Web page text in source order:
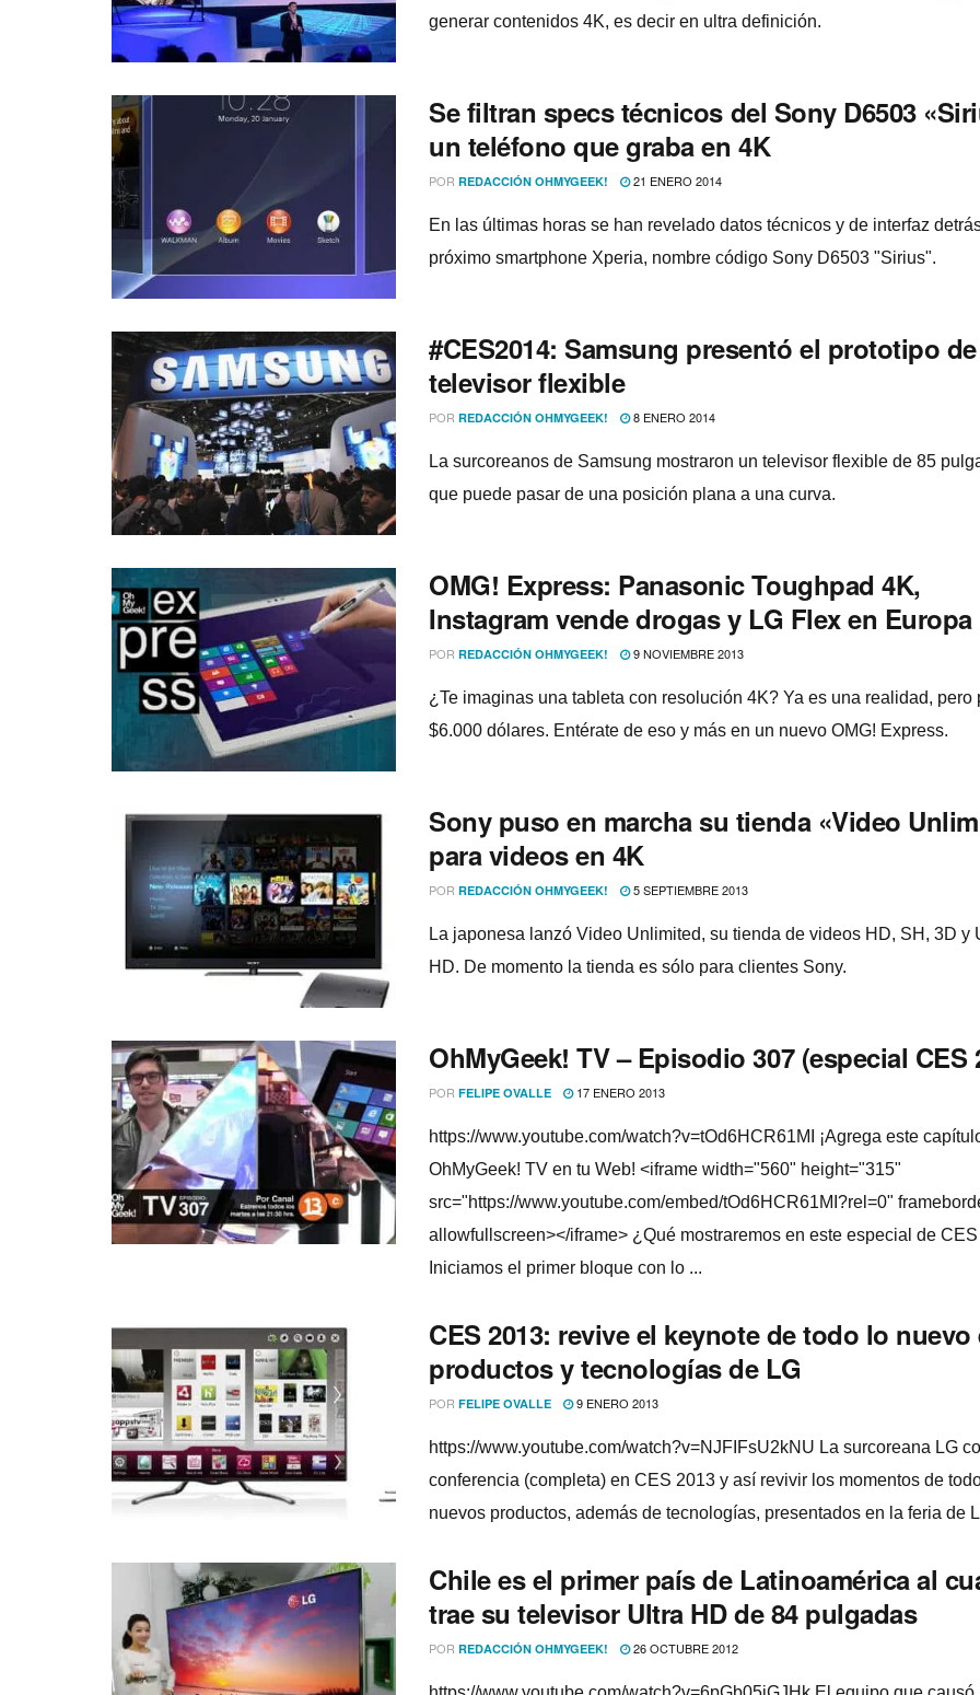
generar contenidos 4K, es decir en ultra definición.
Se filtran specs técnicos del Sony D6503
un teléfono que graba en 4K
POR REDACCIÓN OHMYGEEK! 21 ENERO 2014
En las últimas horas se han revelado datos técnicos y de interfaz
próximo smartphone Xperia, nombre código Sony D6503 "Sirius".
#CES2014: Samsung presentó el prototipo
televisor flexible
POR REDACCIÓN OHMYGEEK! 8 ENERO 2014
La surcoreanos de Samsung mostraron un televisor flexible de 85
que puede pasar de una posición plana a una curva.
OMG! Express: Panasonic Toughpad 4K,
Instagram vende drogas y LG Flex en Europa
POR REDACCIÓN OHMYGEEK! 9 NOVIEMBRE 2013
¿Te imaginas una tableta con resolución 4K? Ya es una realidad, pero
$6.000 dólares. Entérate de eso y más en un nuevo OMG! Express.
Sony puso en marcha su tienda «Video
para videos en 4K
POR REDACCIÓN OHMYGEEK! 5 SEPTIEMBRE 2013
La japonesa lanzó Video Unlimited, su tienda de videos HD, SH, 3D y
HD. De momento la tienda es sólo para clientes Sony.
OhMyGeek! TV – Episodio 307 (especial CES
POR FELIPE OVALLE 17 ENERO 2013
https://www.youtube.com/watch?v=tOd6HCR61MI ¡Agrega este
OhMyGeek! TV en tu Web! <iframe width="560" height="315"
src="https://www.youtube.com/embed/tOd6HCR61MI?rel=0"
allowfullscreen></iframe> ¿Qué mostraremos en este especial de
Iniciamos el primer bloque con lo ...
CES 2013: revive el keynote de todo lo nuevo
productos y tecnologí­as de LG
POR FELIPE OVALLE 9 ENERO 2013
https://www.youtube.com/watch?v=NJFIFsU2kNU La surcoreana LG
conferencia (completa) en CES 2013 y así­ revivir los momentos de
nuevos productos, además de tecnologí­as, presentados en la feria de
Chile es el primer paí­s de Latinoamérica al
trae su televisor Ultra HD de 84 pulgadas
POR REDACCIÓN OHMYGEEK! 26 OCTUBRE 2012